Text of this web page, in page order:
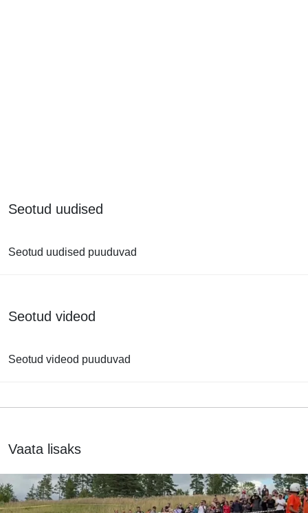
Seotud uudised
Seotud uudised puuduvad
Seotud videod
Seotud videod puuduvad
Vaata lisaks